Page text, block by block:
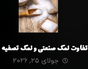
تفاوت نمک صنعتی و نمک
جولای ۲۵, ۲۰۲۶